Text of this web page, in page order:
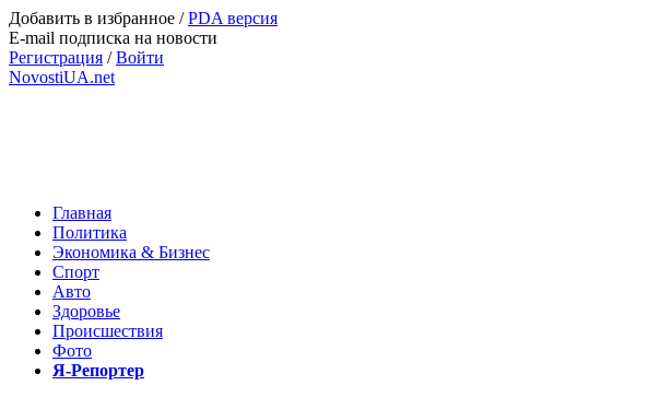
Добавить в избранное /PDA версия
E-mail подписка на новости
Регистрация /Войти
NovostiUA.net
Главная
Политика
Экономика & Бизнес
Спорт
Авто
Здоровье
Происшествия
Фото
Я-Репортер